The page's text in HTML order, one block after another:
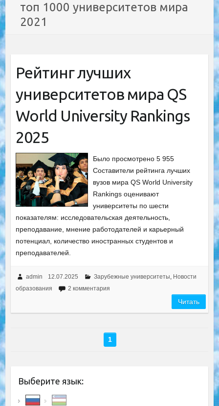
топ 1000 университетов мира
2021
Рейтинг лучших
университетов мира QS
World University Rankings
2025
Было просмотрено 5 955
Составители рейтинга лучших
вузов мира QS World University
Rankings оценивают
университеты по шести
показателям: исследовательская деятельность,
преподавание, мнение работодателей и карьерный
потенциал, количество иностранных студентов и
преподавателей.
admin 12.07.2025 Зарубежные университеты, Новости
образования
2 комментария
Читать
1
Выберите язык: